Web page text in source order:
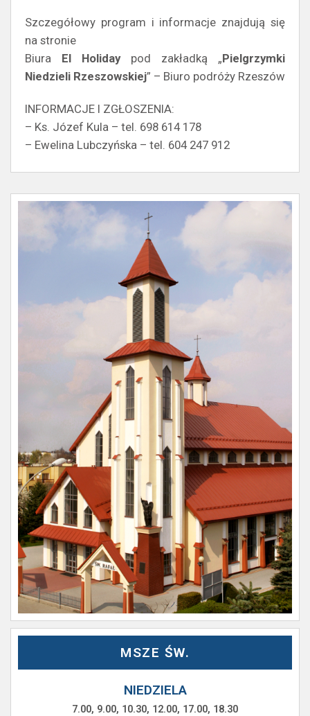
MSZE ŚW.
NIEDZIELA
7.00, 9.00, 10.30, 12.00, 17.00, 18.30
Szczegółowy program i informacje znajdują się
na stronie
Biura El Holidaypod zakładką „Pielgrzymki
Niedzieli Rzeszowskiej” – Biuro podróży Rzeszów
INFORMACJE I ZGŁOSZENIA:
– Ks. Józef Kula – tel. 698 614 178
– Ewelina Lubczyńska – tel. 604 247 912